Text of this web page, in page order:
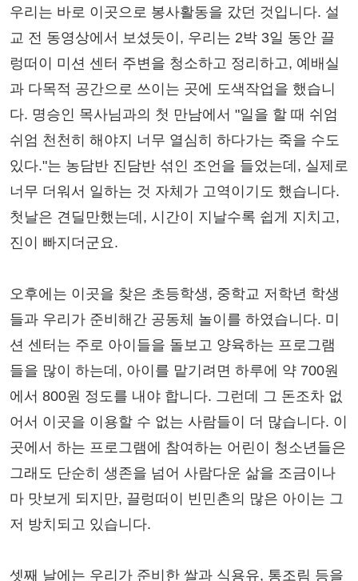
우리는 바로 이곳으로 봉사활동을 갔던 것입니다. 설
교 전 동영상에서 보셨듯이, 우리는 2박 3일 동안 끌
렁떠이 미션 센터 주변을 청소하고 정리하고, 예배실
과 다목적 공간으로 쓰이는 곳에 도색작업을 했습니
다. 명승인 목사님과의 첫 만남에서 "일을 할 때 쉬엄
쉬엄 천천히 해야지 너무 열심히 하다가는 죽을 수도
있다."는 농담반 진담반 섞인 조언을 들었는데, 실제로
너무 더워서 일하는 것 자체가 고역이기도 했습니다.
첫날은 견딜만했는데, 시간이 지날수록 쉽게 지치고,
진이 빠지더군요.
오후에는 이곳을 찾은 초등학생, 중학교 저학년 학생
들과 우리가 준비해간 공동체 놀이를 하였습니다. 미
션 센터는 주로 아이들을 돌보고 양육하는 프로그램
들을 많이 하는데, 아이를 맡기려면 하루에 약 700원
에서 800원 정도를 내야 합니다. 그런데 그 돈조차 없
어서 이곳을 이용할 수 없는 사람들이 더 많습니다. 이
곳에서 하는 프로그램에 참여하는 어린이 청소년들은
그래도 단순히 생존을 넘어 사람다운 삶을 조금이나
마 맛보게 되지만, 끌렁떠이 빈민촌의 많은 아이는 그
저 방치되고 있습니다.
셋째 날에는 우리가 준비한 쌀과 식용유, 통조림 등을